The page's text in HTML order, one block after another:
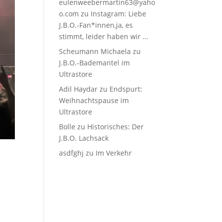
eulenweebermartin63@yaho
o.com zu Instagram: Liebe
J.B.O.-Fan*innen,ja, es
stimmt, leider haben wir …
Scheumann Michaela zu
J.B.O.-Bademantel im
Ultrastore
Adil Haydar zu Endspurt:
Weihnachtspause im
Ultrastore
Bolle zu Historisches: Der
J.B.O. Lachsack
asdfghj zu Im Verkehr